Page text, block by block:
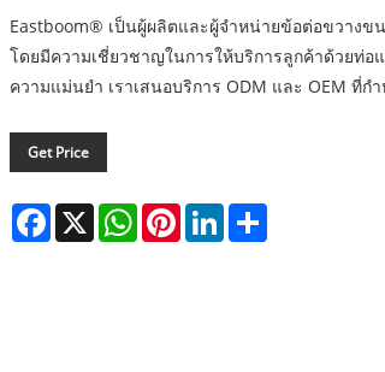
Eastboom® เป็นผู้ผลิตและผู้จำหน่ายข้อต่อขวางข
โดยมีความเชี่ยวชาญในการให้บริการลูกค้าด้วยท่
ความแม่นยำ เราเสนอบริการ ODM และ OEM ที่ก
Get Price
Facebook
X WhatsAppPinterestLinkedIn